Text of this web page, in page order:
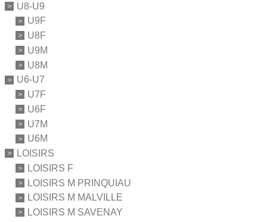
U8-U9
U9F
U8F
U9M
U8M
U6-U7
U7F
U6F
U7M
U6M
LOISIRS
LOISIRS F
LOISIRS M PRINQUIAU
LOISIRS M MALVILLE
LOISIRS M SAVENAY